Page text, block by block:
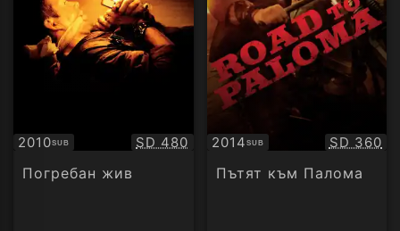
2010SUB
Субтитри Качество:
SD 480
Погребан жив
2014SUB
Субтитри SD 360
Пътят към Палома